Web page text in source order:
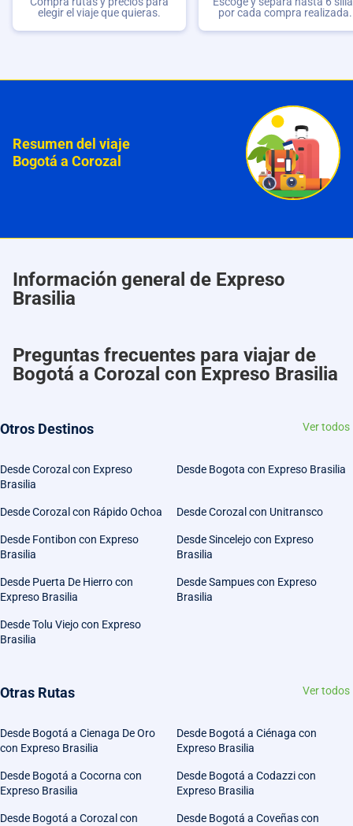
elegir el viaje que quieras.
por cada compra realizada.
Resumen del viaje
Bogotá a Corozal
Información general de Expreso
Brasilia
Preguntas frecuentes para viajar de
Bogotá a Corozal con Expreso Brasilia
Otros Destinos Ver todos
Desde Corozal con Expreso
Brasilia
Desde Bogota con Expreso Brasilia
Desde Corozal con Rápido Ochoa Desde Corozal con Unitransco
Desde Fontibon con Expreso
Brasilia
Desde Sincelejo con Expreso
Brasilia
Desde Puerta De Hierro con
Expreso Brasilia
Desde Sampues con Expreso
Brasilia
Desde Tolu Viejo con Expreso
Brasilia
Otras Rutas Ver todos
Desde Bogotá a Cienaga De Oro
con Expreso Brasilia
Desde Bogotá a Ciénaga con
Expreso Brasilia
Desde Bogotá a Cocorna con
Expreso Brasilia
Desde Bogotá a Codazzi con
Expreso Brasilia
Desde Bogotá a Corozal con
Desde Bogotá a Coveñas con